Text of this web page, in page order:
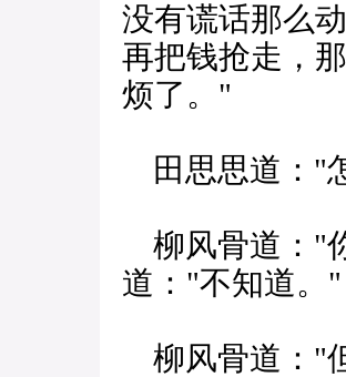
没有谎话那么
再把钱抢走，
烦了。"
田思思道："
柳风骨道："
道："不知道。"
柳风骨道："